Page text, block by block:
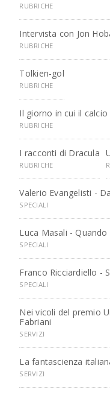
RUBRICHE
Intervista con Jon
RUBRICHE
Tolkien-gol
RUBRICHE
Il giorno in cui il
RUBRICHE
I racconti di Dracula
RUBRICHE
Valerio Evangelisti -
SPECIALI
Luca Masali -
SPECIALI
Franco Ricciardiello -
SPECIALI
Nei vicoli del premio
Fabriani
SERVIZI
La fantascienza
SERVIZI